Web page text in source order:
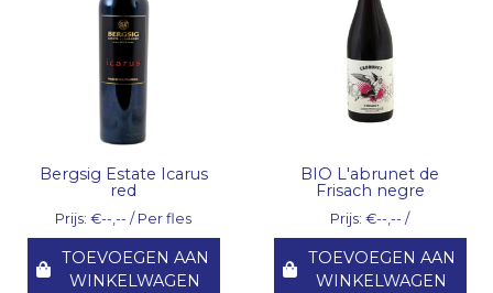
Bergsig Estate Icarus
red
Prijs: €--,-- / Per fles
TOEVOEGEN AAN
WINKELWAGEN
BIO L'abrunet de
Frisach negre
Prijs: €--,-- /
TOEVOEGEN AAN
WINKELWAGEN